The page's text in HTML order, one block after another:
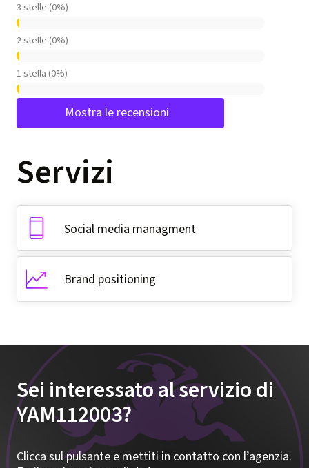
3 stelle (0%)
2 stelle (0%)
1 stella (0%)
Mostra le recensioni
Servizi
Social media managment
Brand positioning
Sei interessato al servizio di
YAM112003?
Clicca sul pulsante e mettiti in contatto con l’agenzia.